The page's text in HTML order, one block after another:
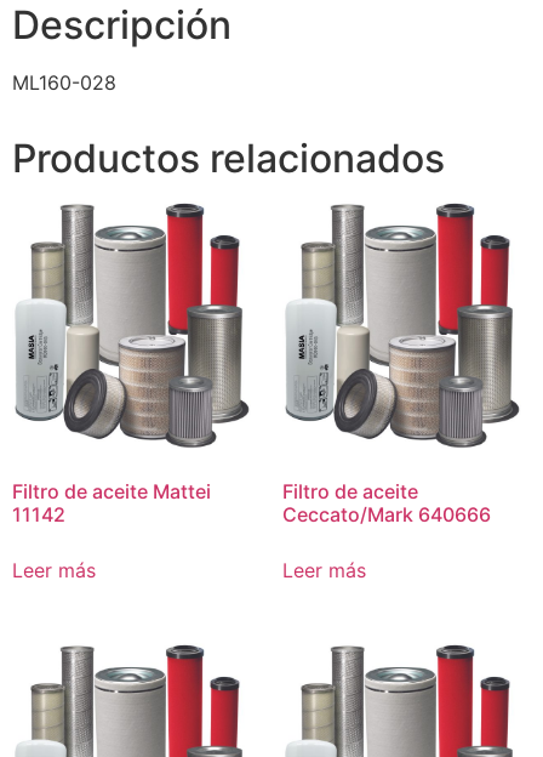
Descripción
ML160-028
Productos relacionados
Filtro de aceite Mattei
11142
Leer más
Filtro de aceite
Ceccato/Mark 640666
Leer más